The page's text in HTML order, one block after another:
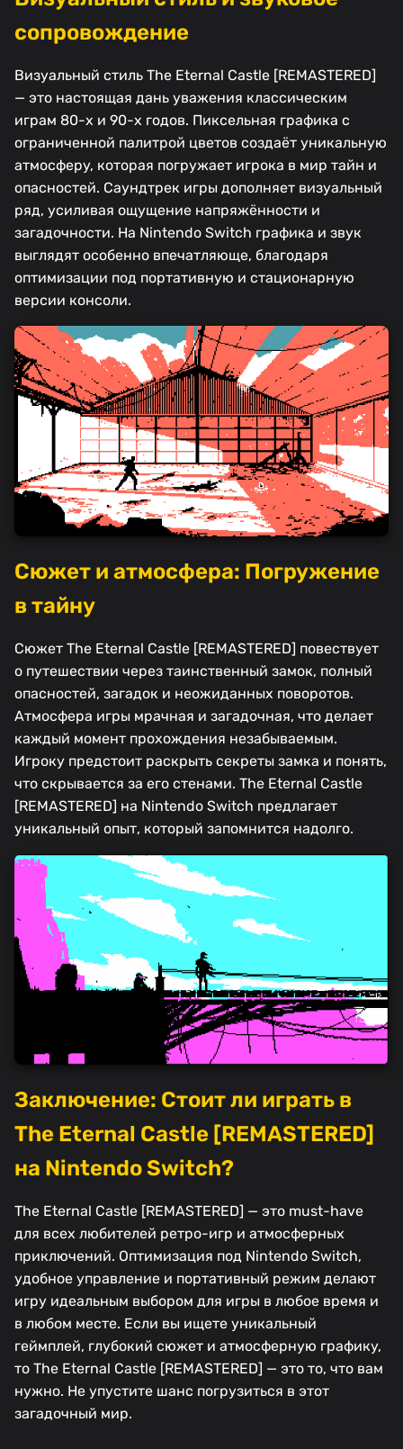
сопровождение
Визуальный стиль The Eternal Castle [REMASTERED]
— это настоящая дань уважения классическим
играм 80-х и 90-х годов. Пиксельная графика с
ограниченной палитрой цветов создаёт уникальную
атмосферу, которая погружает игрока в мир тайн и
опасностей. Саундтрек игры дополняет визуальный
ряд, усиливая ощущение напряжённости и
загадочности. На Nintendo Switch графика и звук
выглядят особенно впечатляюще, благодаря
оптимизации под портативную и стационарную
версии консоли.
Сюжет и атмосфера: Погружение
в тайну
Сюжет The Eternal Castle [REMASTERED] повествует
о путешествии через таинственный замок, полный
опасностей, загадок и неожиданных поворотов.
Атмосфера игры мрачная и загадочная, что делает
каждый момент прохождения незабываемым.
Игроку предстоит раскрыть секреты замка и понять,
что скрывается за его стенами. The Eternal Castle
[REMASTERED] на Nintendo Switch предлагает
уникальный опыт, который запомнится надолго.
Заключение: Стоит ли играть в
The Eternal Castle [REMASTERED]
на Nintendo Switch?
The Eternal Castle [REMASTERED] — это must-have
для всех любителей ретро-игр и атмосферных
приключений. Оптимизация под Nintendo Switch,
удобное управление и портативный режим делают
игру идеальным выбором для игры в любое время и
в любом месте. Если вы ищете уникальный
геймплей, глубокий сюжет и атмосферную графику,
то The Eternal Castle [REMASTERED] — это то, что вам
нужно. Не упустите шанс погрузиться в этот
загадочный мир.